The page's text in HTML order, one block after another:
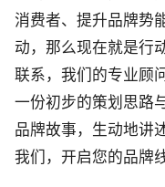
消费者、提升品牌势
动，那么现在就是行
联系，我们的专业顾
一份初步的策划思路
品牌故事，生动地讲
我们，开启您的品牌